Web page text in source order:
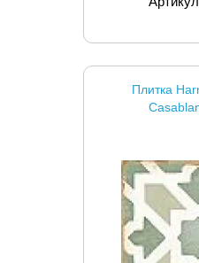
Плитка